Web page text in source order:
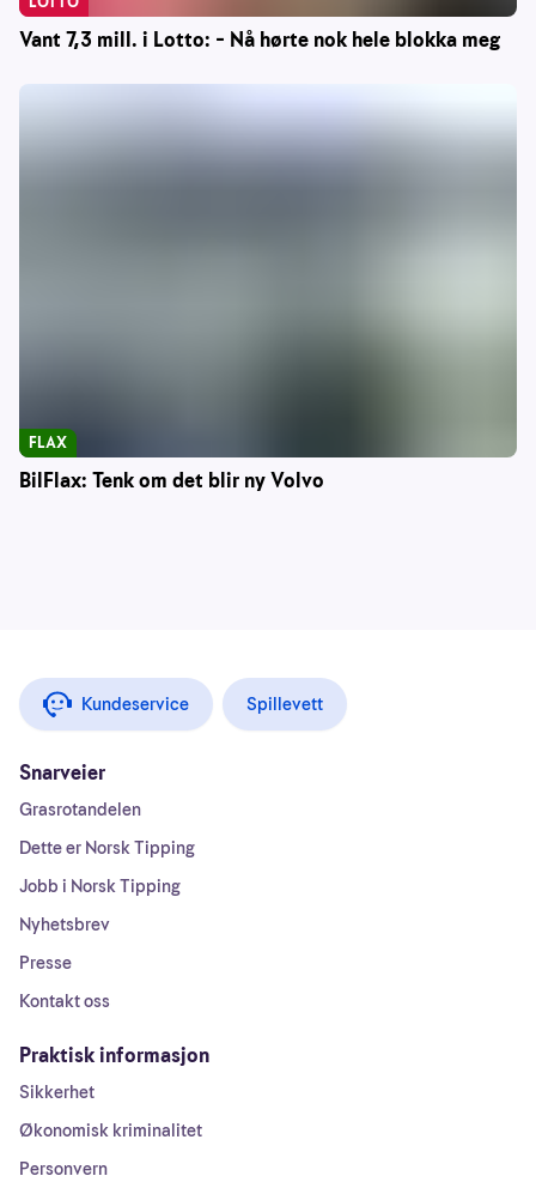
Vant 7,3 mill. i Lotto: – Nå hørte nok hele blokka meg
BilFlax: Tenk om det blir ny Volvo
FLAX
Kundeservice Spillevett
Snarveier
Grasrotandelen
Dette er Norsk Tipping
Jobb i Norsk Tipping
Nyhetsbrev
Presse
Kontakt oss
Praktisk informasjon
Sikkerhet
Økonomisk kriminalitet
Personvern